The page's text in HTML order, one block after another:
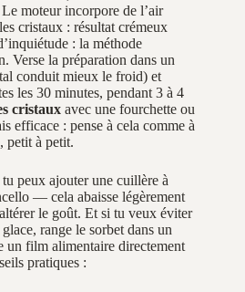
moteur incorpore de l’air
cristaux : résultat crémeux
: la méthode
Verse la préparation dans un
conduit mieux le froid) et
les 30 minutes, pendant 3 à 4
cristaux avec une fourchette ou
efficace : pense à cela comme à
petit à petit.
peux ajouter une cuillère à
— cela abaisse légèrement
le goût. Et si tu veux éviter
range le sorbet dans un
un film alimentaire directement
pratiques :